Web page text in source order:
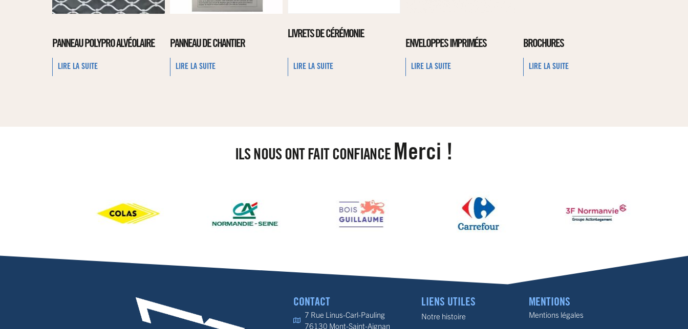
PANNEAU POLYPRO ALVÉOLAIRE
LIRE LA SUITE
PANNEAU DE CHANTIER
LIRE LA SUITE
LIVRETS DE CÉRÉMONIE
LIRE LA SUITE
ENVELOPPES IMPRIMÉES
LIRE LA SUITE
BROCHURES
LIRE LA SUITE
ILS NOUS ONT FAIT CONFIANCE Merci !
CONTACT
7 Rue Linus-Carl-Pauling
76130 Mont-Saint-Aignan
LIENS UTILES
Notre histoire
MENTIONS
Mentions légales